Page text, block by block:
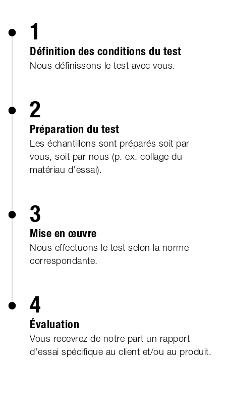
1
Définition des conditions du test
Nous définissons le test avec vous.
2
Préparation du test
Les échantillons sont préparés soit par
vous, soit par nous (p. ex. collage du
matériau d’essai).
3
Mise en œuvre
Nous effectuons le test selon la norme
correspondante.
4
Évaluation
Vous recevrez de notre part un rapport
d’essai spécifique au client et/ou au produit.